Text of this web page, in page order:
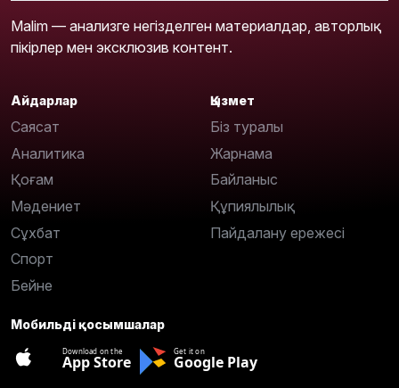
Malim — анализге негізделген материалдар, авторлық
пікірлер мен эксклюзив контент.
Айдарлар
Саясат
Аналитика
Қоғам
Мәдениет
Сұхбат
Спорт
Бейне
Қызмет
Біз туралы
Жарнама
Байланыс
Құпиялылық
Пайдалану ережесі
Мобильді қосымшалар
Download on the
App Store
Get it on
Google Play